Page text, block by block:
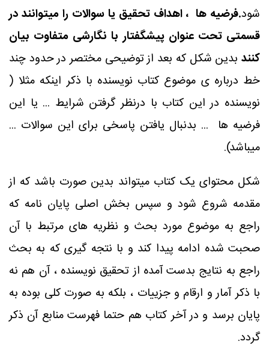
شود.فرضیه ها ، اهداف تحقیق یا سوالات را میتوانند در
قسمتی تحت عنوان پیشگفتار با نگارشی متفاوت بیان
کنند بدین شکل که بعد از توضیحی مختصر در حدود چند
خط درباره ی موضوع کتاب نویسنده با ذکر اینکه مثلا (
نویسنده در این کتاب با درنظر گرفتن شرایط ... یا این
فرضیه ها ... بدنبال یافتن پاسخی برای این سوالات ...
میباشد).
شکل محتوای یک کتاب میتواند بدین صورت باشد که از
مقدمه شروع شود و سپس بخش اصلی پایان نامه که
راجع به موضوع مورد بحث و نظریه های مرتبط با آن
صحبت شده ادامه پیدا کند و با نتجه گیری که به بحث
راجع به نتایج بدست آمده از تحقیق نویسنده ، آن هم نه
با ذکر آمار و ارقام و جزییات ، بلکه به صورت کلی بوده به
پایان برسد و در آخر کتاب هم حتما فهرست منابع آن ذکر
گردد.